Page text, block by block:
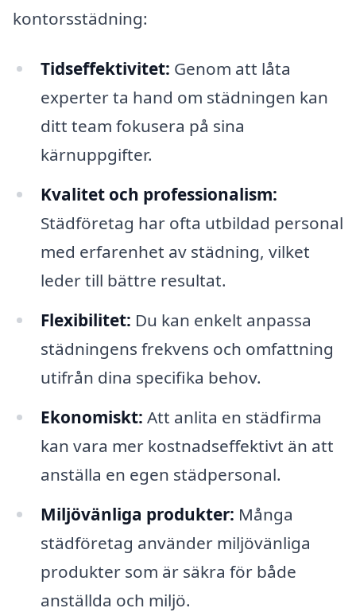
kontorsstädning:
Tidseffektivitet: Genom att låta
experter ta hand om städningen kan
ditt team fokusera på sina
kärnuppgifter.
Kvalitet och professionalism:
Städföretag har ofta utbildad personal
med erfarenhet av städning, vilket
leder till bättre resultat.
Flexibilitet: Du kan enkelt anpassa
städningens frekvens och omfattning
utifrån dina specifika behov.
Ekonomiskt: Att anlita en städfirma
kan vara mer kostnadseffektivt än att
anställa en egen städpersonal.
Miljövänliga produkter: Många
städföretag använder miljövänliga
produkter som är säkra för både
anställda och miljö.